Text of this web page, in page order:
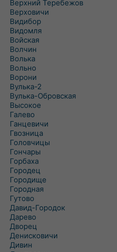
Верхний Теребежов
Верховичи
Видибор
Видомля
Войская
Волчин
Волька
Вольно
Ворони
Вулька-2
Вулька-Обровская
Высокое
Галево
Ганцевичи
Гвозница
Головчицы
Гончары
Горбаха
Городец
Городище
Городная
Гутово
Давид-Городок
Дарево
Дворец
Денисковичи
Дивин